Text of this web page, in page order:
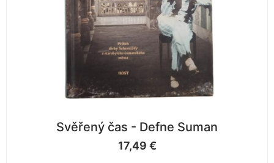
Svěřený čas - Defne Suman
17,49 €